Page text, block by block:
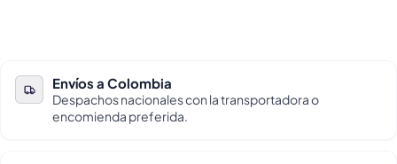
Envíos a Colombia
Despachos nacionales con la transportadora o
encomienda preferida.